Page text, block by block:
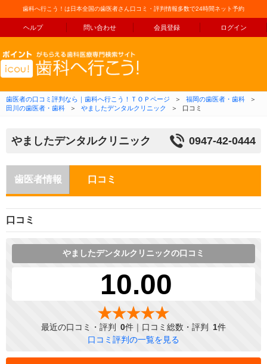
歯科へ行こう！は日本全国の歯医者さん口コミ・評判情報多数で24時間ネット予約
ヘルプ 問い合わせ 会員登録 ログイン
コンテンツへ移動
歯医者の口コミ評判なら｜歯科へ行こう！ＴＯＰページ ＞ 福岡の歯医者・歯科
＞
田川の歯医者・歯科
＞ やましたデンタルクリニック ＞ 口コミ
やましたデンタルクリニック 0947-42-0444
歯医者情報 口コミ
口コミ
やましたデンタルクリニックの口コミ
10.00
最近の口コミ・評判 0件｜口コミ総数・評判 1件
口コミ評判の一覧を見る